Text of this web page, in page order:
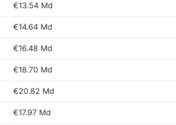
€13.54 Md
€14.64 Md
€16.48 Md
€18.70 Md
€20.82 Md
€17.97 Md